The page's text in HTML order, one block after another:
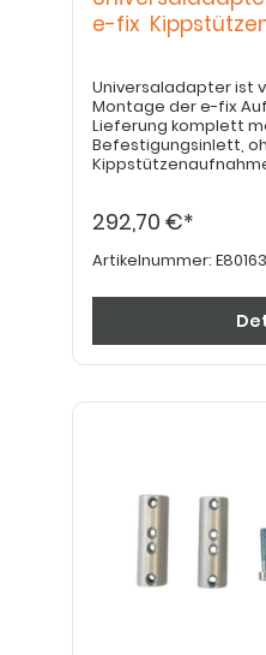
e-fix
Universaladapter ist
Montage der e-fix
Lieferung komplett
Befestigungsinlett,
Kippstützenaufnahme. Kippstütze
292,70 €*
Artikelnummer: